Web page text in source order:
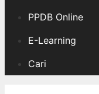
PPDB Online
E-Learning
Cari